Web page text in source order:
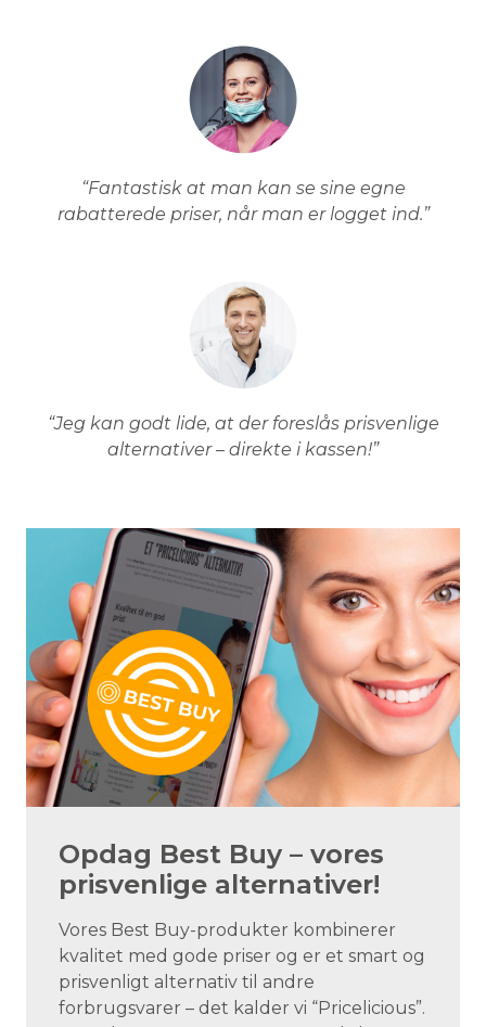
“Fantastisk at man kan se sine egne
rabatterede priser, når man er logget ind.”
“Jeg kan godt lide, at der foreslås prisvenlige
alternativer – direkte i kassen!”
Opdag Best Buy – vores
prisvenlige alternativer!
Vores Best Buy-produkter kombinerer
kvalitet med gode priser og er et smart og
prisvenligt alternativ til andre
forbrugsvarer – det kalder vi “Pricelicious”.